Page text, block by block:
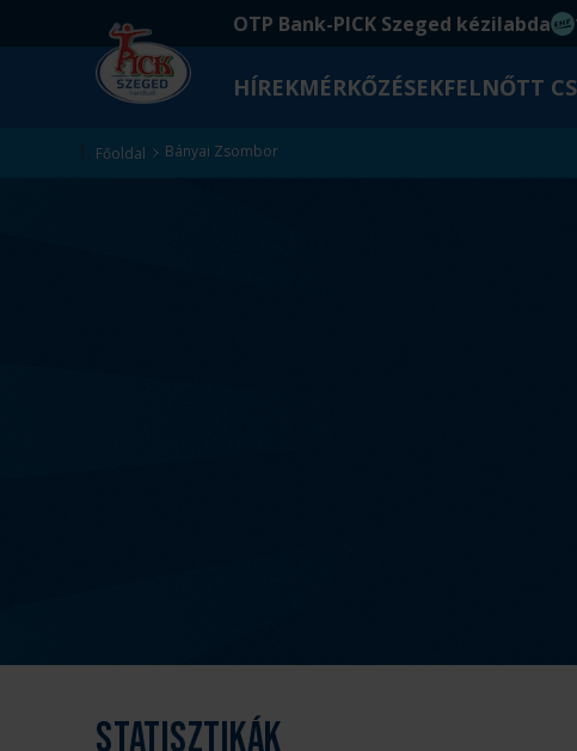
OTP Bank-PICK Szeged kézilabda
HÍREKMÉRKŐZÉSEKFELNŐTT
Főoldal Bányai Zsombor
Statisztikák